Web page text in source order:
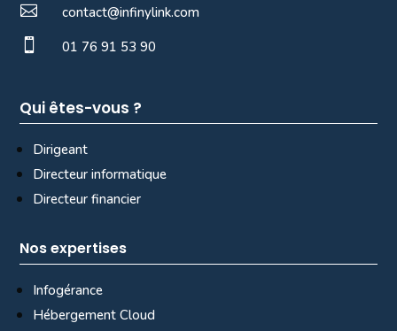
 contact@infinylink.com
 01 76 91 53 90
Qui êtes-vous ?
Dirigeant
Directeur informatique
Directeur financier
Nos expertises
Infogérance
Hébergement Cloud